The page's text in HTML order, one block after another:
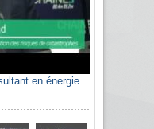
en énergie